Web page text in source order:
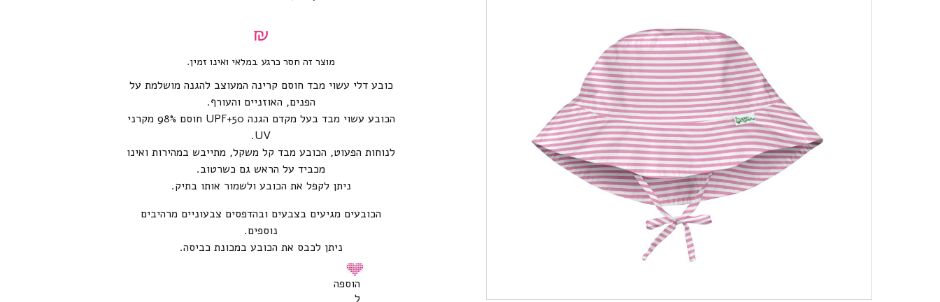
₪
מוצר זה חסר כרגע במלאי ואינו זמין.
כובע דלי עשוי מבד חוסם קרינה המעוצב להגנה מושלמת על
הפנים, האוזניים והעורף.
הכובע עשוי מבד בעל מקדם הגנה UPF+50 חוסם 98% מקרני
UV.
לנוחות הפעוט, הכובע מבד קל משקל, מתייבש במהירות ואינו
מכביד על הראש גם כשרטוב.
ניתן לקפל את הכובע ולשמור אותו בתיק.
הכובעים מגיעים בצבעים ובהדפסים צבעוניים מרהיבים
נוספים.
ניתן לכבס את הכובע במכונת כביסה.
הוספה
ל